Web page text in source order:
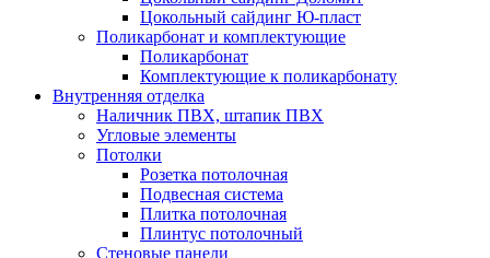
Цокольный сайдинг Ю-пласт
Поликарбонат и комплектующие
Поликарбонат
Комплектующие к поликарбонату
Внутренняя отделка
Наличник ПВХ, штапик ПВХ
Угловые элементы
Потолки
Розетка потолочная
Подвесная система
Плитка потолочная
Плинтус потолочный
Стеновые панели